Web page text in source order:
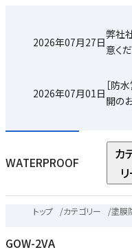
2026年07月27日
弊社
意く
2026年07月01日
［防
開の
WATERPROOF
カ
トップ /カテゴリー /塗膜
GOW-2VA